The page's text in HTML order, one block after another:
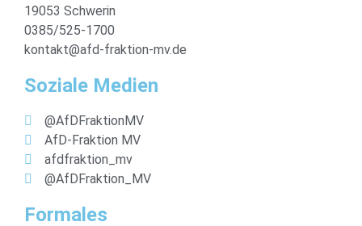
19053 Schwerin
0385/525-1700
kontakt@afd-fraktion-mv.de
Soziale Medien
@AfDFraktionMV
AfD-Fraktion MV
afdfraktion_mv
@AfDFraktion_MV
Formales